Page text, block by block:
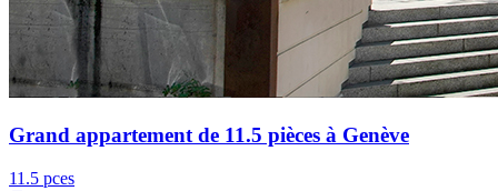
Grand appartement de 11.5 pièces à Genève
11.5 pces